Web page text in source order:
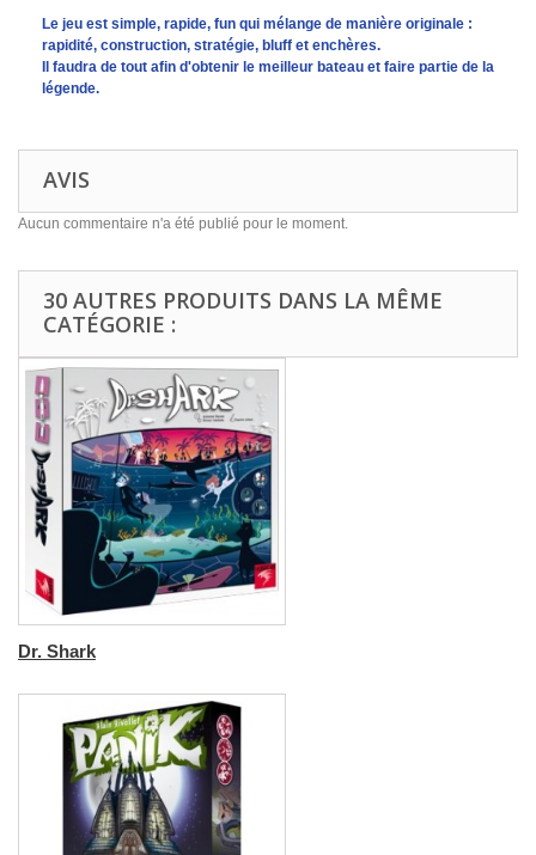
Le jeu est simple, rapide, fun qui mélange de manière originale :
rapidité, construction, stratégie, bluff et enchères.
Il faudra de tout afin d'obtenir le meilleur bateau et faire partie de la
légende.
AVIS
Aucun commentaire n'a été publié pour le moment.
30 AUTRES PRODUITS DANS LA MÊME
CATÉGORIE :
Dr. Shark